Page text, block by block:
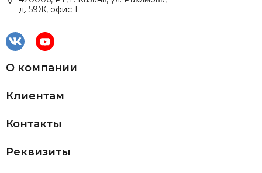
д. 59Ж, офис 1
О компании
Клиентам
Контакты
Реквизиты